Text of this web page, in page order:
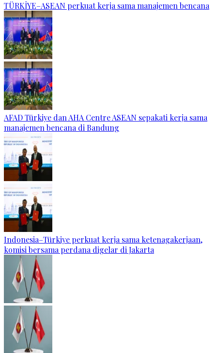
TÜRKİYE–ASEAN perkuat kerja sama manajemen bencana
AFAD Türkiye dan AHA Centre ASEAN sepakati kerja sama
manajemen bencana di Bandung
Indonesia–Türkiye perkuat kerja sama ketenagakerjaan,
komisi bersama perdana digelar di Jakarta